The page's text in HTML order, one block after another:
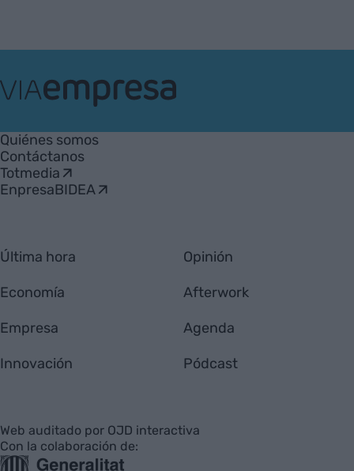
Empresa
Quiénes somos
Contáctanos
Totmedia
EnpresaBIDEA
Última hora
Economía
Empresa
Innovación
Opinión
Afterwork
Agenda
Pódcast
Web auditado por OJD interactiva
Con la colaboración de: